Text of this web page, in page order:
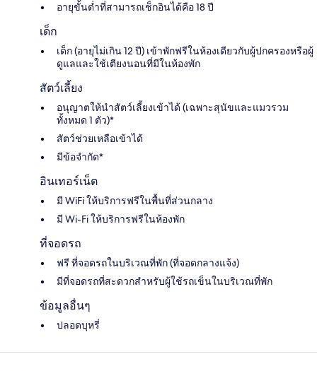
อายุขั้นต่ำที่สามารถเช็กอินได้คือ 18 ปี
เด็ก
เด็ก (อายุไม่เกิน 12 ปี) เข้าพักฟรีในห้องเดียวกับผู้ปกครองหรือผู้
ดูแลและใช้เตียงนอนที่มีในห้องพัก
สัตว์เลี้ยง
อนุญาตให้นำสัตว์เลี้ยงเข้าได้ (เฉพาะสุนัขและแมวรวม
ทั้งหมด 1 ตัว)*
สัตว์ช่วยเหลือเข้าได้
มีข้อจำกัด*
อินเทอร์เน็ต
มี WiFi ให้บริการฟรีในพื้นที่ส่วนกลาง
มี Wi-Fi ให้บริการฟรีในห้องพัก
ที่จอดรถ
ฟรี ที่จอดรถในบริเวณที่พัก (ที่จอดกลางแจ้ง)
มีที่จอดรถที่สะดวกสำหรับผู้ใช้รถเข็นในบริเวณที่พัก
ข้อมูลอื่นๆ
ปลอดบุหรี่